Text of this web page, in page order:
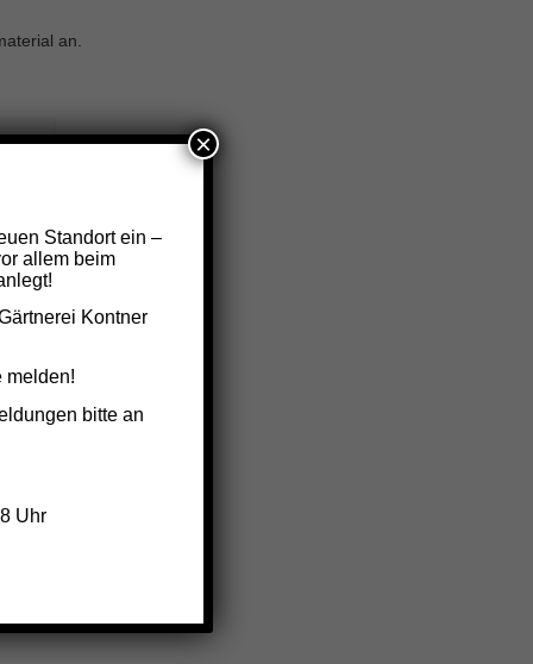
an.
Standort ein –
allem beim
Kontner
melden!
bitte an
Uhr
×